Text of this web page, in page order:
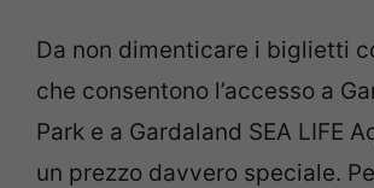
Da non dimenticare i biglietti
che consentono l’accesso a
Park e a Gardaland SEA LIFE
un prezzo davvero speciale.